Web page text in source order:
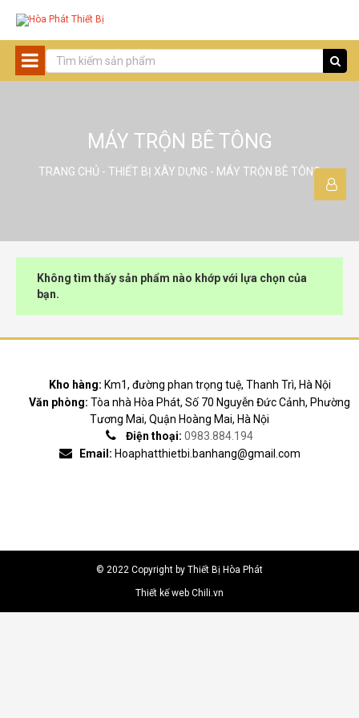
MÁY TRỘN BÊ TÔNG
TRANG CHỦ - THIẾT BỊ XÂY DỰNG - MÁY TRỘN BÊ TÔNG
Không tìm thấy sản phẩm nào khớp với lựa chọn của
bạn.
Kho hàng: Km1, đường phan trọng tuệ, Thanh Trì, Hà Nội
Văn phòng: Tòa nhà Hòa Phát, Số 70 Nguyễn Đức Cảnh, Phường
Tương Mai, Quận Hoàng Mai, Hà Nội
Điện thoại: 0983.884.194
Email: Hoaphatthietbi.banhang@gmail.com
© 2022 Copyright by Thiết Bị Hòa Phát
Thiết kế web Chili.vn